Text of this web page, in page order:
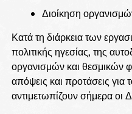
Διοίκηση
Κατά τη διάρκεια των
πολιτικής ηγεσίας, της
οργανισμών και θεσμικών
απόψεις και προτάσεις για
αντιμετωπίζουν σήμερα οι